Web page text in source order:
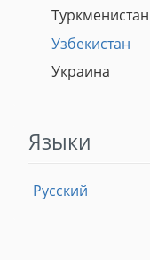
Туркменистан
Узбекистан
Украина
Языки
Русский